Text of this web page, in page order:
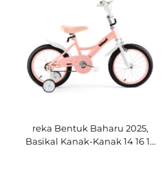
Biasa
reka Bentuk Baharu 2025,
Basikal Kanak-Kanak 14 16 18